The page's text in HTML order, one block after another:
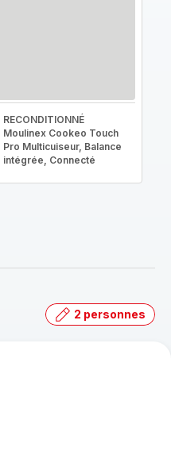
RECONDITIONNÉ
Moulinex Cookeo Touch
Pro Multicuiseur, Balance
intégrée, Connecté
2 personnes